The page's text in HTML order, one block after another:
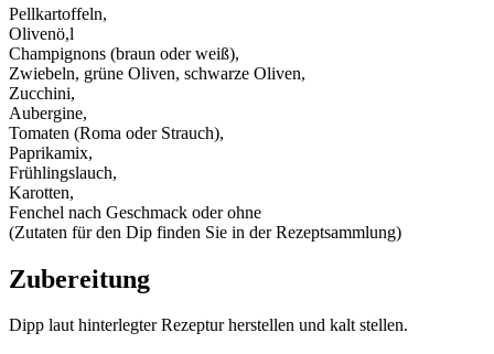
Pellkartoffeln,
Olivenö,l
Champignons (braun oder weiß),
Zwiebeln, grüne Oliven, schwarze Oliven,
Zucchini,
Aubergine,
Tomaten (Roma oder Strauch),
Paprikamix,
Frühlingslauch,
Karotten,
Fenchel nach Geschmack oder ohne
(Zutaten für den Dip finden Sie in der Rezeptsammlung)
Zubereitung
Dipp laut hinterlegter Rezeptur herstellen und kalt stellen.